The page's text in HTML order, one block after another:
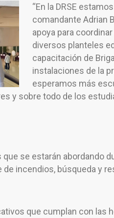
“En la DRSE
comandante Adrian
apoya para
diversos planteles
capacitación de
instalaciones de la
esperamos más
y sobre todo de los
se estarán abordando
incendios, búsqueda y
que cumplan con las